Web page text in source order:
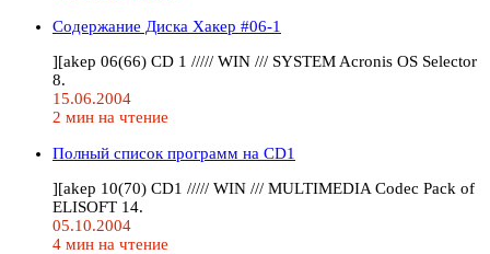
Содержание Диска Хакер #06-1
][akep 06(66) CD 1 ///// WIN /// SYSTEM Acronis OS Selector
8.
15.06.2004
2 мин на чтение
Полный список программ на CD1
][akep 10(70) CD1 ///// WIN /// MULTIMEDIA Codec Pack of
ELISOFT 14.
05.10.2004
4 мин на чтение